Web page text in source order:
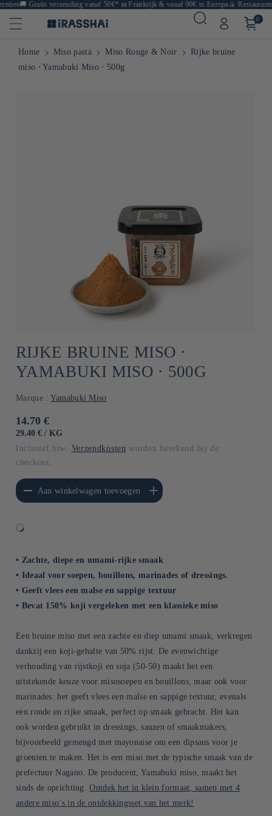
🚚Gratis verzending vanaf 50€* in Frankrijk & vanaf 90€ in Europa🍙
0
Home Miso pasta Miso Rouge & Noir
Rijke bruine
miso ⋅ Yamabuki Miso ⋅ 500g
RIJKE BRUINE MISO ⋅
YAMABUKI MISO ⋅ 500G
Marque : Yamabuki Miso
Normale
prijs
14.70 €
EENHEIDSPRIJS
29.40 € / PER
KG
Inclusief btw. Verzendkosten worden berekend bij de
checkout.
voor Default
Title
Aan winkelwagen toevoegen
Aantal verhogen voor Default
Title
• Zachte, diepe en umami-rijke smaak
• Ideaal voor soepen, bouillons, marinades of dressings.
• Geeft vlees een malse en sappige textuur
• Bevat 150% koji vergeleken met een klassieke miso
Een bruine miso met een zachte en diep umami smaak, verkregen
dankzij een koji-gehalte van 50% rijst. De evenwichtige
verhouding van rijstkoji en soja (50-50) maakt het een
uitstekende keuze voor misosoepen en bouillons, maar ook voor
marinades: het geeft vlees een malse en sappige textuur, evenals
een ronde en rijke smaak, perfect op smaak gebracht. Het kan
ook worden gebruikt in dressings, sauzen of smaakmakers,
bijvoorbeeld gemengd met mayonaise om een dipsaus voor je
groenten te maken. Het is een miso met de typische smaak van de
prefectuur Nagano. De producent, Yamabuki miso, maakt het
sinds de oprichting.Ontdek het in klein formaat, samen met 4
andere miso’s in de ontdekkingsset van het merk!